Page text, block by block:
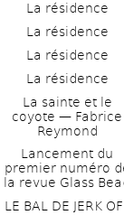
La résidence
La résidence
La résidence
La résidence
La sainte et le
coyote — Fabrice
Reymond
Lancement du
premier numéro
la revue Glass
LE BAL DE JERK